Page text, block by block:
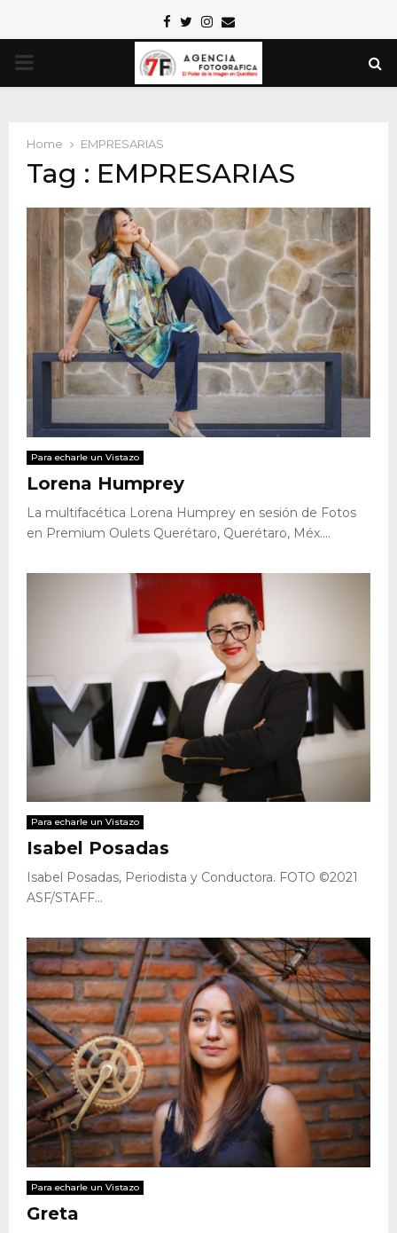
Facebook
TwitterInstagram
Email
PRIMARY
Home EMPRESARIAS
Tag : EMPRESARIAS
Para echarle un Vistazo
Lorena Humprey
La multifacética Lorena Humprey en sesión de Fotos
en Premium Oulets Querétaro, Querétaro, Méx....
Para echarle un Vistazo
Isabel Posadas
Isabel Posadas, Periodista y Conductora. FOTO ©2021
ASF/STAFF...
Para echarle un Vistazo
Greta